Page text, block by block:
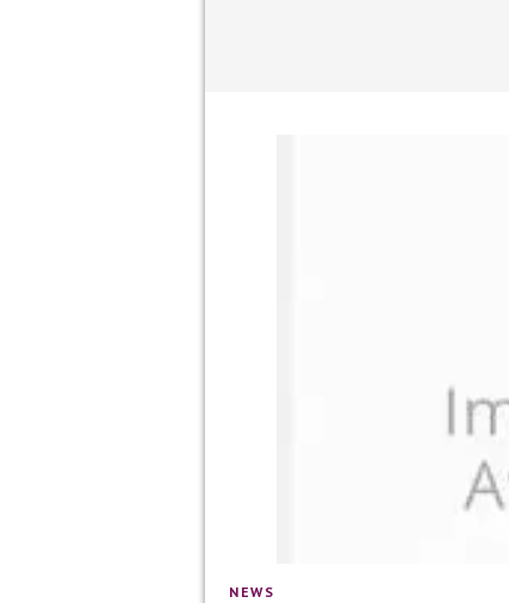
NEWS